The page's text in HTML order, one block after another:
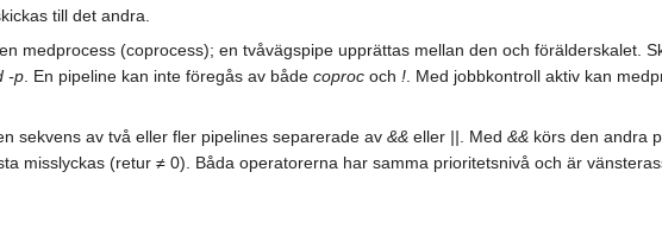
till det andra.
medprocess (coprocess); en tvåvägspipe upprättas mellan den och förälderskalet.
-p . En pipeline kan inte föregås av både coproc och ! . Med jobbkontroll aktiv kan
sekvens av två eller fler pipelines separerade av && eller || . Med && körs den andra
misslyckas (retur ≠ 0). Båda operatorerna har samma prioritetsnivå och är